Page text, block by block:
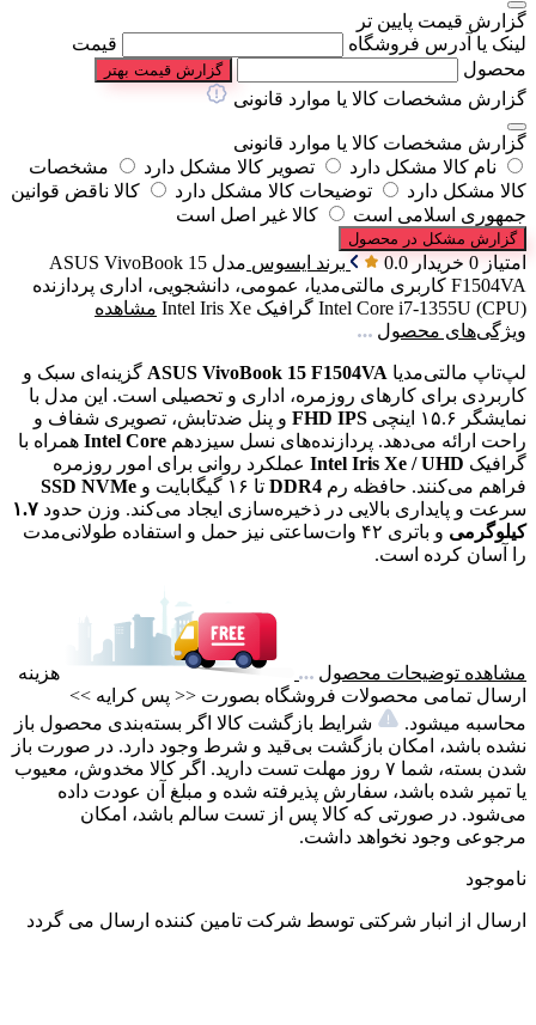
گزارش قیمت پایین تر
لینک یا آدرس فروشگاه
قیمت
محصول
گزارش قیمت بهتر
گزارش مشخصات کالا یا موارد قانونی
گزارش مشخصات کالا یا موارد قانونی
نام کالا مشکل دارد
تصویر کالا مشکل دارد
مشخصات
کالا مشکل دارد
توضیحات کالا مشکل دارد
کالا ناقض قوانین
جمهوری اسلامی است
کالا غیر اصل است
گزارش مشکل در محصول
امتیاز 0 خریدار 0.0 برند ایسوس مدل ASUS VivoBook 15
F1504VA کاربری مالتی‌مدیا، عمومی، دانشجویی، اداری پردازنده
(CPU)
Intel Core i7-1355U گرافیک Intel Iris Xe مشاهده
ویژگی‌های محصول
لپ‌تاپ مالتی‌مدیا ASUS VivoBook 15 F1504VA گزینه‌ای سبک و
کاربردی برای کارهای روزمره، اداری و تحصیلی است. این مدل با
نمایشگر ۱۵.۶ اینچی
FHD IPS و پنل ضدتابش، تصویری شفاف و
راحت ارائه می‌دهد. پردازنده‌های نسل سیزدهم Intel Core همراه با
گرافیک Intel Iris Xe / UHD عملکرد روانی برای امور روزمره
فراهم می‌کنند. حافظه رم DDR4 تا ۱۶ گیگابایت و
SSD NVMe
سرعت و پایداری بالایی در ذخیره‌سازی ایجاد می‌کند. وزن حدود ۱.۷
کیلوگرمی
و باتری ۴۲ وات‌ساعتی نیز حمل و استفاده طولانی‌مدت
را آسان کرده است.
مشاهده توضیحات محصول
هزینه
ارسال تمامی محصولات فروشگاه بصورت << پس کرایه >>
محاسبه میشود.
شرایط بازگشت کالا اگر بسته‌بندی محصول باز
نشده باشد، امکان بازگشت بی‌قید و شرط وجود دارد. در صورت باز
شدن بسته، شما ۷ روز مهلت تست دارید. اگر کالا مخدوش، معیوب
یا تمپر شده باشد، سفارش پذیرفته شده و مبلغ آن عودت داده
می‌شود. در صورتی که کالا پس از تست سالم باشد، امکان
مرجوعی وجود نخواهد داشت.
ناموجود
ارسال از انبار شرکتی توسط شرکت تامین کننده ارسال می گردد